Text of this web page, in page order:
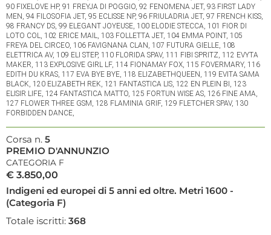
90 FIXELOVE HP, 91 FREYJA DI POGGIO, 92 FENOMENA JET, 93 FIRST LADY
MEN, 94 FILOSOFIA JET, 95 ECLISSE NP, 96 FRIULADRIA JET, 97 FRENCH KISS,
98 FRANCY DS, 99 ELEGANT JOYEUSE, 100 ELODIE STECCA, 101 FIOR DI
LOTO COL, 102 ERICE MAIL, 103 FOLLETTA JET, 104 EMMA POINT, 105
FREYA DEL CIRCEO, 106 FAVIGNANA CLAN, 107 FUTURA GIELLE, 108
ELETTRICA AV, 109 ELI STEP, 110 FLORIDA SPAV, 111 FIBI SPRITZ, 112 EVYTA
MAKER, 113 EXPLOSIVE GIRL LF, 114 FIONAMAY FOX, 115 FOVERMARY, 116
EDITH DU KRAS, 117 EVA BYE BYE, 118 ELIZABETHQUEEN, 119 EVITA SAMA
BLACK, 120 ELIZABETH REK, 121 FANTASTICA LIS, 122 EN PLEIN BI, 123
ELISIR LIFE, 124 FANTASTICA MATTO, 125 FORTUN WISE AS, 126 FINE AMA,
127 FLOWER THREE GSM, 128 FLAMINIA GRIF, 129 FLETCHER SPAV, 130
FORBIDDEN DANCE,
Corsa n. 5
PREMIO D'ANNUNZIO
CATEGORIA F
€ 3.850,00
Indigeni ed europei di 5 anni ed oltre. Metri 1600 -
(Categoria F)
Totale iscritti: 368